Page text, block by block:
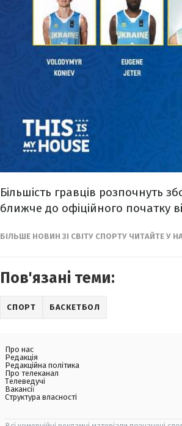
Більшість гравців розпочнуть
ближче до офіційного початку
БІЛЬШЕ НОВИН ЗІ СВІТУ СПОРТУ ЧИТАЙТЕ У
Пов'язані теми:
СПОРТ БАСКЕТБОЛ
Про нас
Редакція
Редакційна політика
Про телеканал
Телеведучі
Вакансії
Структура власності